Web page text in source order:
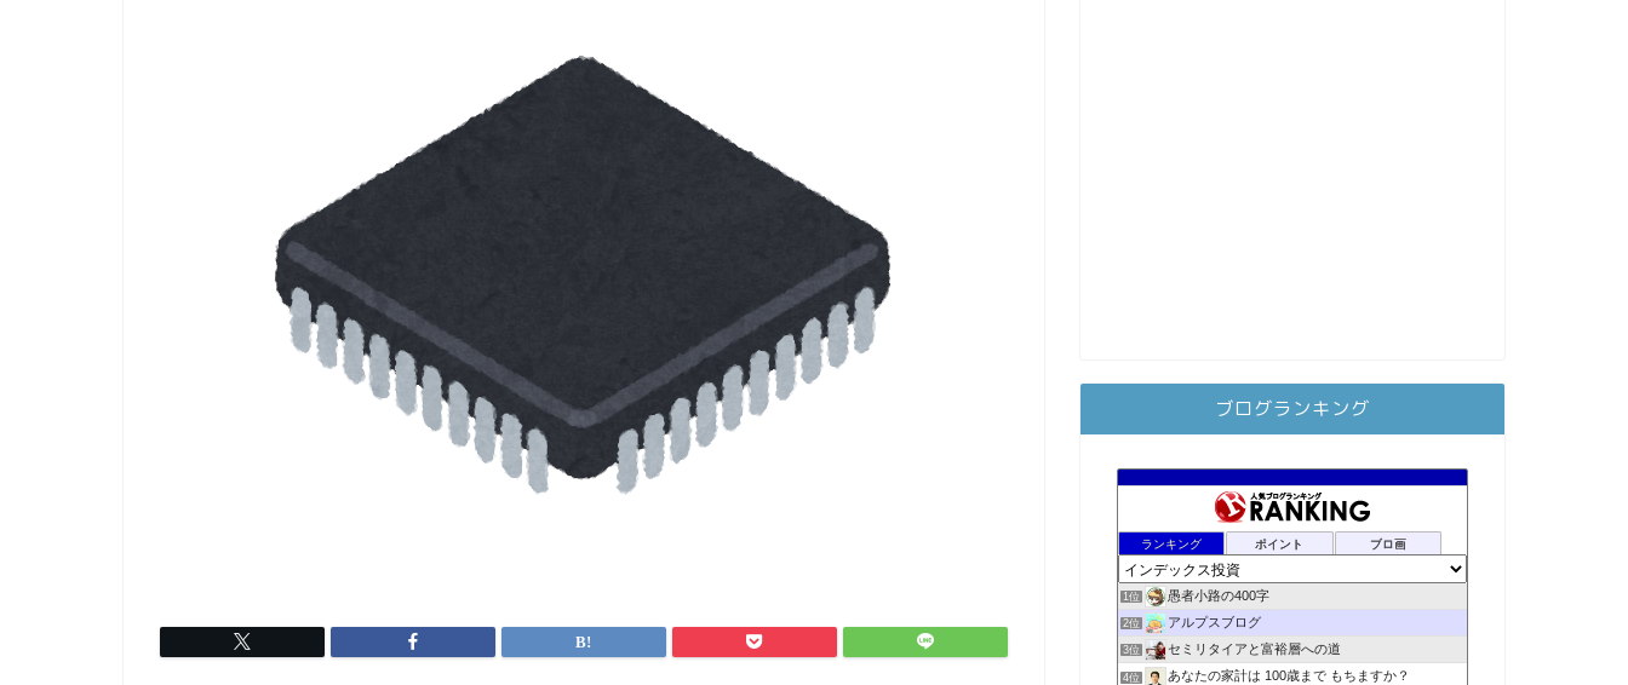
ブログランキング
ランキング ポイント ブロ画
1位 愚者小路の400字
2位 アルプスブログ
3位 セミリタイアと富裕層への道
4位 あなたの家計は 100歳まで もちますか？